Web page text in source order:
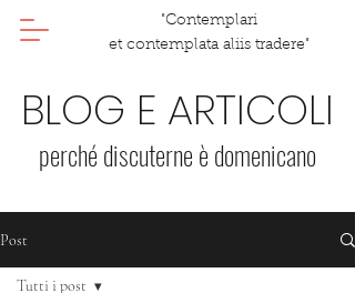
"Contemplari
et contemplata aliis tradere"
Post
Tutti i post
BLOG E ARTICOLI
perché discuterne è domenicano